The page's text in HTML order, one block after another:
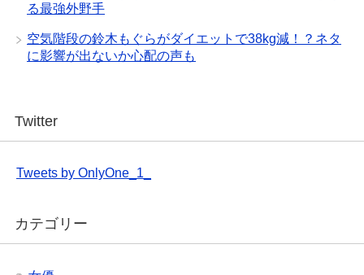
る最強外野手
空気階段の鈴木もぐらがダイエットで38kg減！？ネタ
に影響が出ないか心配の声も
Twitter
Tweets by OnlyOne_1_
カテゴリー